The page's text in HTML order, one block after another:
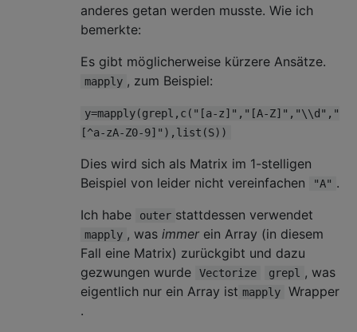
anderes getan werden musste. Wie ich
bemerkte:
Es gibt möglicherweise kürzere Ansätze.
mapply , zum Beispiel:
y=mapply(grepl,c("[a-z]","[A-Z]","\\d","
[^a-zA-Z0-9]"),list(S))
Dies wird sich als Matrix im 1-stelligen
Beispiel von leider nicht vereinfachen
"A" .
Ich habe
outer stattdessen verwendet
mapply , was immer ein Array (in diesem
Fall eine Matrix) zurückgibt und dazu
gezwungen wurde
Vectorize grepl , was
eigentlich nur ein Array ist mapply
Wrapper
.